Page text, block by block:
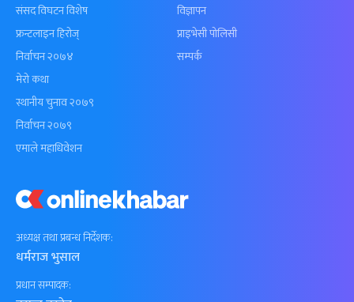
अध्यक्ष तथा प्रबन्ध निर्देशक:
धर्मराज भुसाल
प्रधान सम्पादक:
संसद विघटन विशेष
फ्रन्टलाइन हिरोज्
निर्वाचन २०७४
मेरो कथा
स्थानीय चुनाव २०७९
निर्वाचन २०७९
एमाले महाधिवेशन
विज्ञापन
प्राइभेसी पोलिसी
सम्पर्क